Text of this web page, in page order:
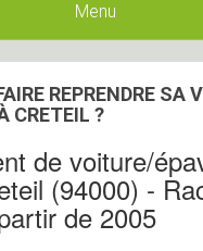
Menu
REPRENDRE SA
CRETEIL ?
de voiture/
(94000) -
de 2005